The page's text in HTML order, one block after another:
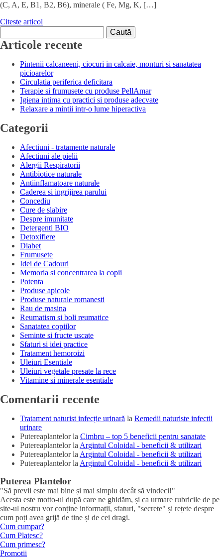
(C, A, E, B1, B2, B6), minerale ( Fe, Mg, K, […]
Citeste articol
după:
Articole recente
Pintenii calcaneeni, ciocuri in calcaie, monturi si sanatatea
picioarelor
Circulatia periferica deficitara
Terapie si frumusete cu produse PellAmar
Igiena intima cu practici si produse adecvate
Relaxare a mintii intr-o lume hiperactiva
Categorii
Afectiuni - tratamente naturale
Afectiuni ale pielii
Alergii Respiratorii
Antibiotice naturale
Antiinflamatoare naturale
Caderea si ingrijirea parului
Concediu
Cure de slabire
Despre imunitate
Detergenti BIO
Detoxifiere
Diabet
Frumusete
Idei de Cadouri
Memoria si concentrarea la copii
Potenta
Produse apicole
Produse naturale romanesti
Rau de masina
Reumatism si boli reumatice
Sanatatea copiilor
Seminte si fructe uscate
Sfaturi si idei practice
Tratament hemoroizi
Uleiuri Esentiale
Uleiuri vegetale presate la rece
Vitamine si minerale esentiale
Comentarii recente
Tratament naturist infecție urinară la Remedii naturiste infectii
urinare
Putereaplantelorla Cimbru – top 5 beneficii pentru sanatate
Putereaplantelorla Argintul Coloidal - beneficii & utilizari
Putereaplantelorla Argintul Coloidal - beneficii & utilizari
Putereaplantelorla Argintul Coloidal - beneficii & utilizari
Puterea Plantelor
"Să previi este mai bine și mai simplu decât să vindeci!"
Acesta este motto-ul după care ne ghidăm, și ca urmare rubricile de pe
site-ul nostru vor conține informații, sfaturi, "secrete" și rețete despre
cum poți avea grijă de tine și de cei dragi.
Cum cumpar?
Cum Platesc?
Cum primesc?
Promotii